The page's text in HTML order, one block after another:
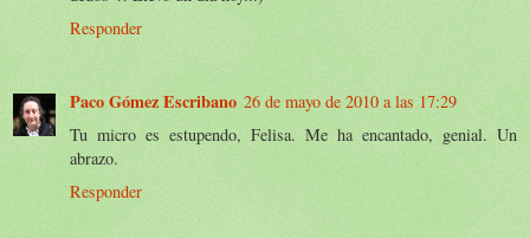
Responder
Paco Gómez Escribano 26 de mayo de 2010 a las 17:29
Tu micro es estupendo, Felisa. Me ha encantado, genial. Un
abrazo.
Responder